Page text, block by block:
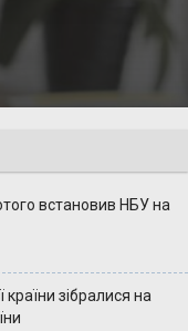
встановив НБУ на
країни зібралися на